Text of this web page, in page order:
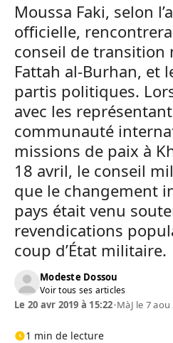
Moussa Faki, selon
officielle,
conseil de transition
Fattah al-Burhan, et
partis politiques.
avec les
communauté
missions de paix à
18 avril, le conseil
que le changement
pays était venu
revendications
coup d’État militaire.
Modeste Dossou
Voir tous ses articles
Le 20 avr 2019 à 15:22•MàJ le 7 aou
1 min de lecture